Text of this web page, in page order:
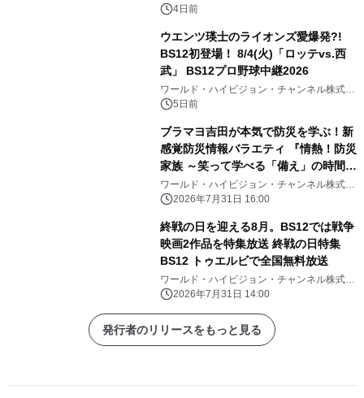
送開始
社 4日前
ウエンツ瑛士のライオンズ愛爆発?!
BS12初登場！ 8/4(火)「ロッテvs.西
武」 BS12プロ野球中継2026
ワールド・ハイビジョン・チャンネル株式会
社 5日前
ブラマヨ吉田が本気で防災を学ぶ！新
感覚防災情報バラエティ 『情熱！防災
家族 ～笑って学べる「備え」の時間
～』 8月2日（日）夕方6時30分～
BS12 トゥエルビで放送
ワールド・ハイビジョン・チャンネル株式会
社 2026年7月31日 16:00
終戦の日を迎える8月。BS12では戦争
映画2作品を特集放送 終戦の日特集
BS12 トゥエルビで全国無料放送
ワールド・ハイビジョン・チャンネル株式会
社 2026年7月31日 14:00
発行者のリリースをもっと見る